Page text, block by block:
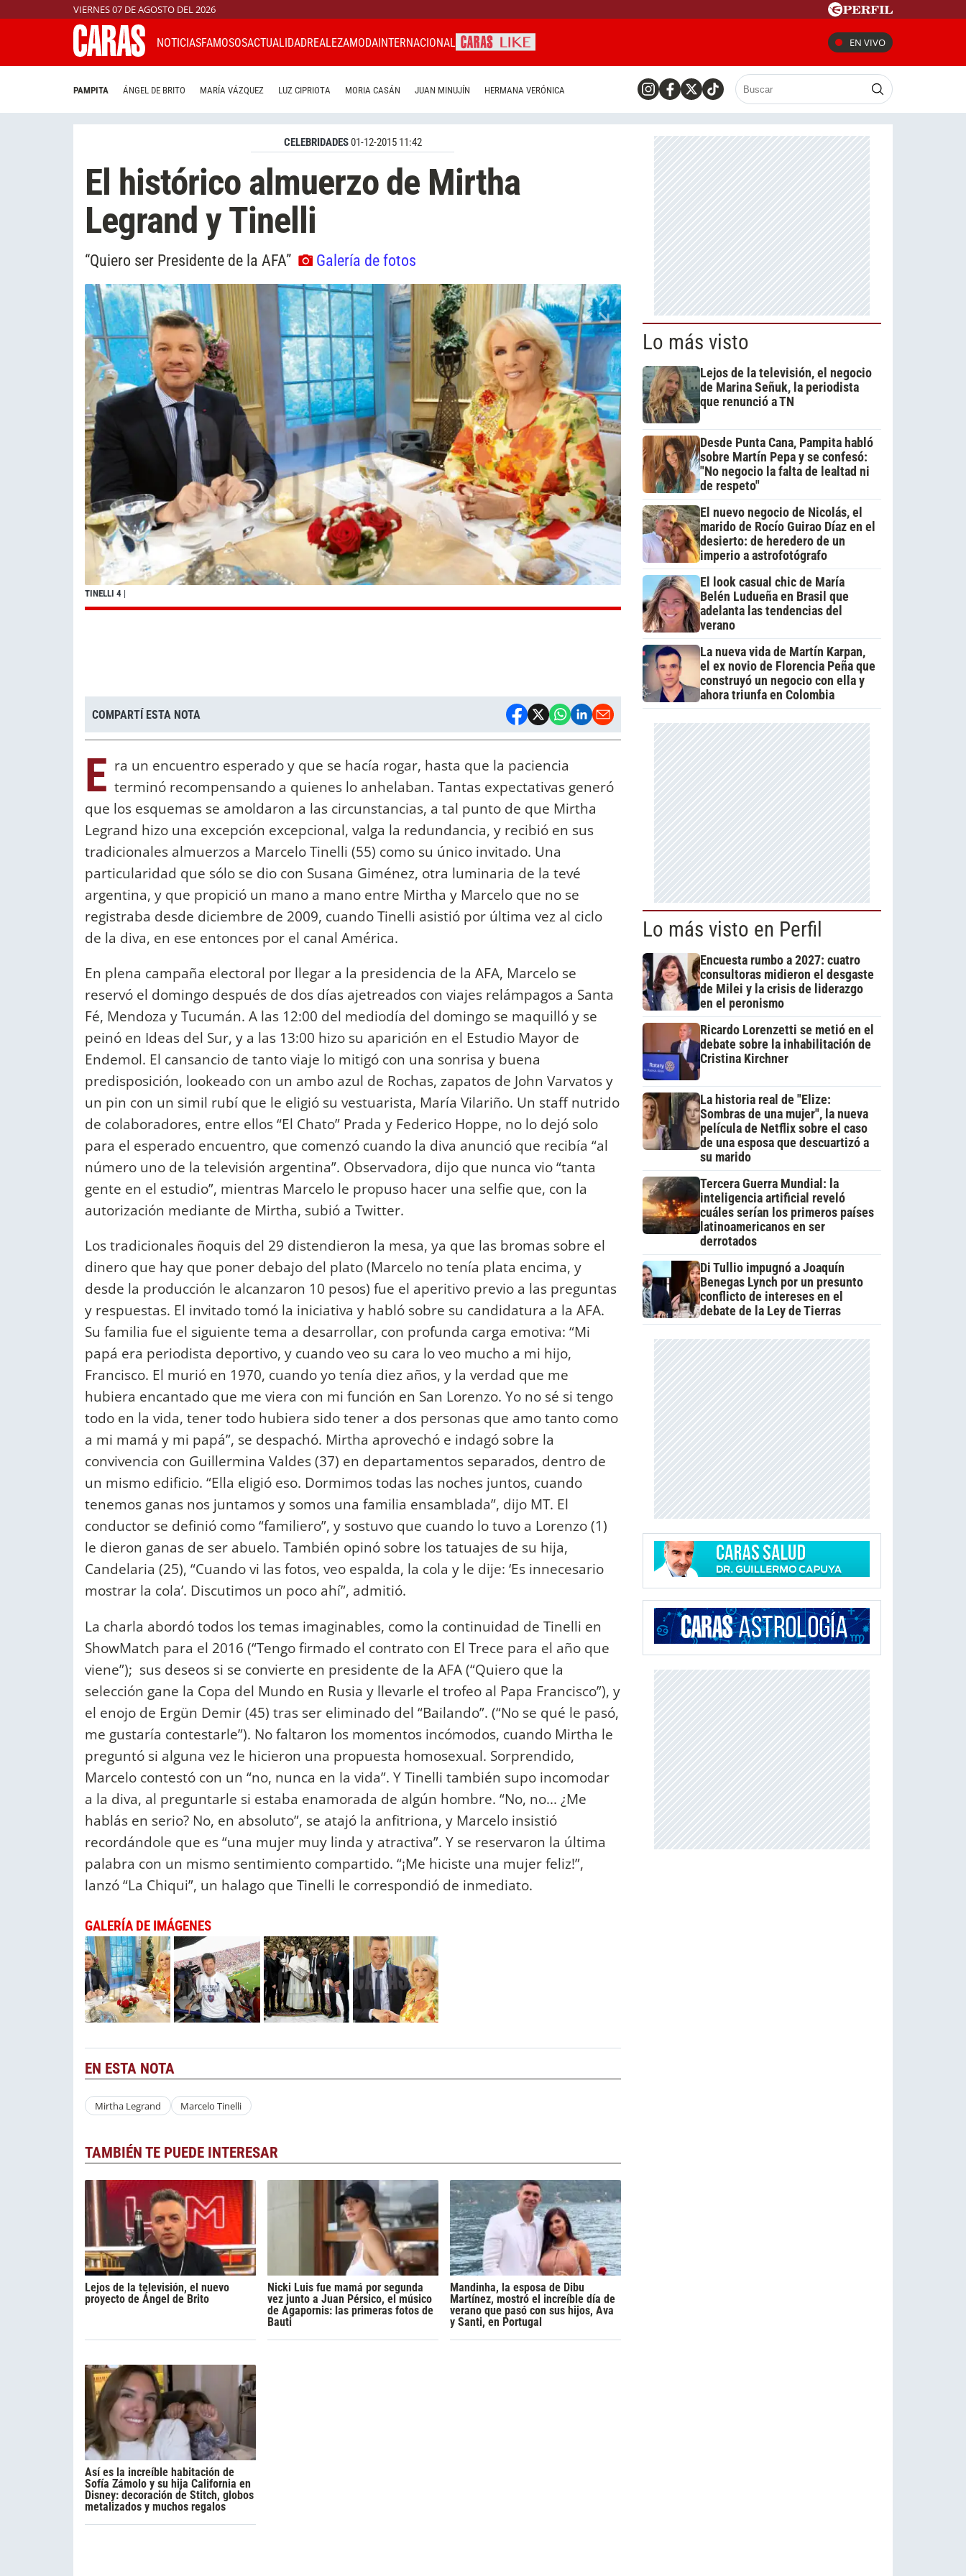
VIERNES 07 DE AGOSTO DEL 2026
NOTICIASFAMOSOSACTUALIDADREALEZAMODAINTERNACIONAL EN VIVO
PAMPITA ÁNGEL DE BRITO MARÍA VÁZQUEZ LUZ CIPRIOTA MORIA CASÁN JUAN MINUJÍN HERMANA VERÓNICA
CELEBRIDADES01-12-2015 11:42
El histórico almuerzo de Mirtha
Legrand y Tinelli
“Quiero ser Presidente de la AFA” Galería de fotos
TINELLI 4 |
COMPARTÍ ESTA NOTA
E ra un encuentro esperado y que se hacía rogar, hasta que la paciencia
terminó recompensando a quienes lo anhelaban. Tantas expectativas generó
que los esquemas se amoldaron a las circunstancias, a tal punto de que Mirtha
Legrand hizo una excepción excepcional, valga la redundancia, y recibió en sus
tradicionales almuerzos a Marcelo Tinelli (55) como su único invitado. Una
particularidad que sólo se dio con Susana Giménez, otra luminaria de la tevé
argentina, y que propició un mano a mano entre Mirtha y Marcelo que no se
registraba desde diciembre de 2009, cuando Tinelli asistió por última vez al ciclo
de la diva, en ese entonces por el canal América.
En plena campaña electoral por llegar a la presidencia de la AFA, Marcelo se
reservó el domingo después de dos días ajetreados con viajes relámpagos a Santa
Fé, Mendoza y Tucumán. A las 12:00 del mediodía del domingo se maquilló y se
peinó en Ideas del Sur, y a las 13:00 hizo su aparición en el Estudio Mayor de
Endemol. El cansancio de tanto viaje lo mitigó con una sonrisa y buena
predisposición, lookeado con un ambo azul de Rochas, zapatos de John Varvatos y
un pin con un simil rubí que le eligió su vestuarista, María Vilariño. Un staff nutrido
de colaboradores, entre ellos “El Chato” Prada y Federico Hoppe, no lo dejó solo
para el esperado encuentro, que comenzó cuando la diva anunció que recibía “al
número uno de la televisión argentina”. Observadora, dijo que nunca vio “tanta
gente en el estudio”, mientras Marcelo le propuso hacer una selfie que, con la
autorización mediante de Mirtha, subió a Twitter.
Los tradicionales ñoquis del 29 distendieron la mesa, ya que las bromas sobre el
dinero que hay que poner debajo del plato (Marcelo no tenía plata encima, y
desde la producción le alcanzaron 10 pesos) fue el aperitivo previo a las preguntas
y respuestas. El invitado tomó la iniciativa y habló sobre su candidatura a la AFA.
Su familia fue el siguiente tema a desarrollar, con profunda carga emotiva: “Mi
papá era periodista deportivo, y cuando veo su cara lo veo mucho a mi hijo,
Francisco. El murió en 1970, cuando yo tenía diez años, y la verdad que me
hubiera encantado que me viera con mi función en San Lorenzo. Yo no sé si tengo
todo en la vida, tener todo hubiera sido tener a dos personas que amo tanto como
a mi mamá y mi papá”, se despachó. Mirtha aprovechó e indagó sobre la
convivencia con Guillermina Valdes (37) en departamentos separados, dentro de
un mismo edificio. “Ella eligió eso. Dormimos todas las noches juntos, cuando
tenemos ganas nos juntamos y somos una familia ensamblada”, dijo MT. El
conductor se definió como “familiero”, y sostuvo que cuando lo tuvo a Lorenzo (1)
le dieron ganas de ser abuelo. También opinó sobre los tatuajes de su hija,
Candelaria (25), “Cuando vi las fotos, veo espalda, la cola y le dije: ‘Es innecesario
mostrar la cola’. Discutimos un poco ahí”, admitió.
La charla abordó todos los temas imaginables, como la continuidad de Tinelli en
ShowMatch para el 2016 (“Tengo firmado el contrato con El Trece para el año que
viene”); sus deseos si se convierte en presidente de la AFA (“Quiero que la
selección gane la Copa del Mundo en Rusia y llevarle el trofeo al Papa Francisco”), y
el enojo de Ergün Demir (45) tras ser eliminado del “Bailando”. (“No se qué le pasó,
me gustaría contestarle”). No faltaron los momentos incómodos, cuando Mirtha le
preguntó si alguna vez le hicieron una propuesta homosexual. Sorprendido,
Marcelo contestó con un “no, nunca en la vida”. Y Tinelli también supo incomodar
a la diva, al preguntarle si estaba enamorada de algún hombre. “No, no... ¿Me
hablás en serio? No, en absoluto”, se atajó la anfitriona, y Marcelo insistió
recordándole que es “una mujer muy linda y atractiva”. Y se reservaron la última
palabra con un mismo sentimiento compartido. “¡Me hiciste una mujer feliz!”,
lanzó “La Chiqui”, un halago que Tinelli le correspondió de inmediato.
GALERÍA DE IMÁGENES
EN ESTA NOTA
Mirtha Legrand Marcelo Tinelli
TAMBIÉN TE PUEDE INTERESAR
Lejos de la televisión, el nuevo
proyecto de Ángel de Brito
Nicki Luis fue mamá por segunda
vez junto a Juan Pérsico, el músico
de Agapornis: las primeras fotos de
Bauti
Mandinha, la esposa de Dibu
Martínez, mostró el increíble día de
verano que pasó con sus hijos, Ava
y Santi, en Portugal
Así es la increíble habitación de
Sofía Zámolo y su hija California en
Disney: decoración de Stitch, globos
metalizados y muchos regalos
Lo más visto
Lejos de la televisión, el negocio
de Marina Señuk, la periodista
que renunció a TN
Desde Punta Cana, Pampita habló
sobre Martín Pepa y se confesó:
"No negocio la falta de lealtad ni
de respeto"
El nuevo negocio de Nicolás, el
marido de Rocío Guirao Díaz en el
desierto: de heredero de un
imperio a astrofotógrafo
El look casual chic de María
Belén Ludueña en Brasil que
adelanta las tendencias del
verano
La nueva vida de Martín Karpan,
el ex novio de Florencia Peña que
construyó un negocio con ella y
ahora triunfa en Colombia
Lo más visto en Perfil
Encuesta rumbo a 2027: cuatro
consultoras midieron el desgaste
de Milei y la crisis de liderazgo
en el peronismo
Ricardo Lorenzetti se metió en el
debate sobre la inhabilitación de
Cristina Kirchner
La historia real de "Elize:
Sombras de una mujer", la nueva
película de Netflix sobre el caso
de una esposa que descuartizó a
su marido
Tercera Guerra Mundial: la
inteligencia artificial reveló
cuáles serían los primeros países
latinoamericanos en ser
derrotados
Di Tullio impugnó a Joaquín
Benegas Lynch por un presunto
conflicto de intereses en el
debate de la Ley de Tierras